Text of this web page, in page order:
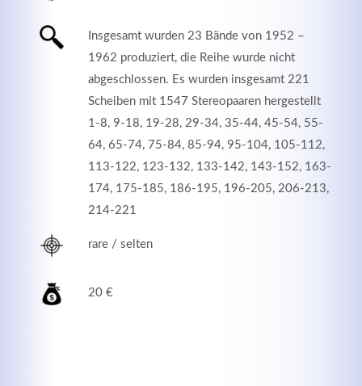
Insgesamt wurden 23 Bände von 1952 –
1962 produziert, die Reihe wurde nicht
abgeschlossen. Es wurden insgesamt 221
Scheiben mit 1547 Stereopaaren hergestellt
1-8, 9-18, 19-28, 29-34, 35-44, 45-54, 55-
64, 65-74, 75-84, 85-94, 95-104, 105-112,
113-122, 123-132, 133-142, 143-152, 163-
174, 175-185, 186-195, 196-205, 206-213,
214-221
rare / selten
20 €
Modern & Simple
Lorem ipsum dolor sit amet, consectetuer adipiscing
elit. Aenean commodo ligula eget dolor.